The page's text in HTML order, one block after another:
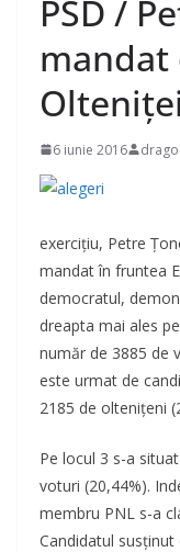
PSD /
mandat
6 iunie 2016
exerciţiu, Petre
mandat în fruntea
democratul,
dreapta mai ales
număr de 3885 de
este urmat de
2185 de olteniţeni
Pe locul 3 s-a
voturi (20,44%).
membru PNL s-a
Candidatul